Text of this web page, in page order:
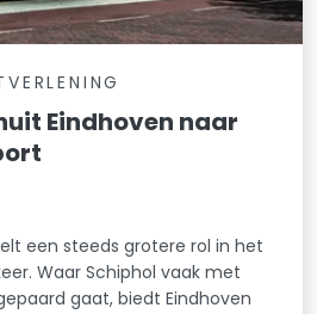
Eindhoven naar
een steeds grotere rol in het
Waar Schiphol vaak met
gaat, biedt Eindhoven